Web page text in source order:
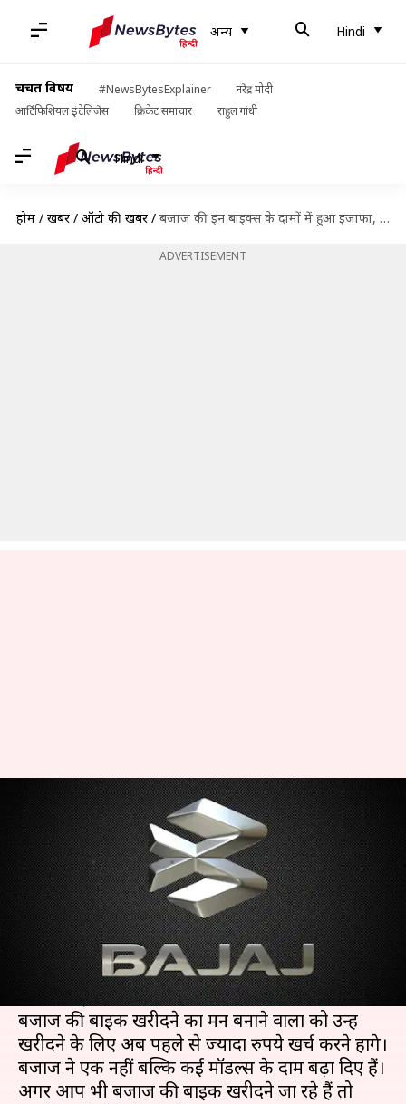
अन्य Hindi
चर्चित विषय #NewsBytesExplainer
नरेंद्र मोदी
आर्टिफिशियल इंटेलिजेंस
क्रिकेट समाचार राहुल गांधी
Hindi
होम / खबरें / ऑटो की खबरें / बजाज की इन बाइक्स के दामों में हुआ इजाफा, जानिये क्या है नई कीमतें
ADVERTISEMENT
बजाज की इन बाइक्स के दामों में हुआ
इजाफा, जानिये क्या है नई कीमतें
लेखन मोना दीक्षित Oct 12, 2020 07:30 pm
क्या है खबर?
लोगों के दिलों में अपनी अलग जगह बनाने वाली
ऑटोमोबाइल कंपनी बजाज ने अपनी कई बाइक्स के
दामों में बढ़ोतरी कर दी है।
बजाज की बाइक खरीदने का मन बनाने वालों को उन्हें
खरीदने के लिए अब पहले से ज्यादा रुपये खर्च करने होंगे।
बजाज ने एक नहीं बल्कि कई मॉडल्स के दाम बढ़ा दिए हैं।
अगर आप भी बजाज की बाइक खरीदने जा रहे हैं तो